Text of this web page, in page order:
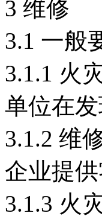
3 维修
3.1 一般
3.1.1 火
单位在
3.1.2 维
企业提
3.1.3 火